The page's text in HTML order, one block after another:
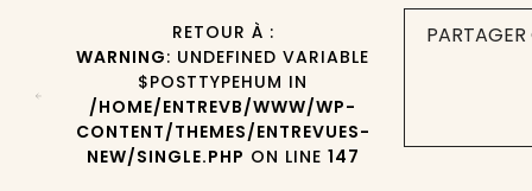
RETOUR À :
WARNING: UNDEFINED VARIABLE
$POSTTYPEHUM IN
/HOME/ENTREVB/WWW/WP-
CONTENT/THEMES/ENTREVUES-
NEW/SINGLE.PHP ON LINE 147